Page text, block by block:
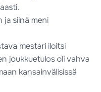
ja siinä meni
mestari iloitsi
joukkuetulos oli vahva
kansainvälisissä